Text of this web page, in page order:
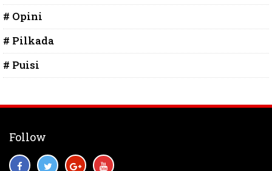
# Opini
# Pilkada
# Puisi
Follow